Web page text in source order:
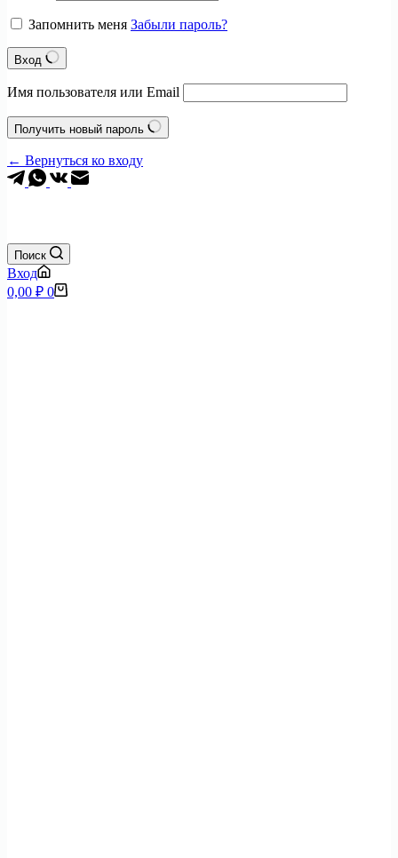
Запомнить меня Забыли пароль?
Вход
Имя пользователя или Email
Получить новый пароль
← Вернуться ко входу
Поиск
Вход
Корзина
0,00 ₽ 0